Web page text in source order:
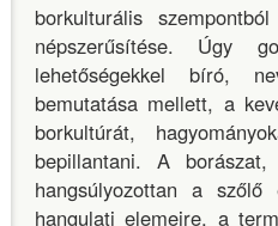
borkulturális
népszerűsítése. Úgy
lehetőségekkel bíró,
bemutatása mellett, a
borkultúrát,
bepillantani. A
hangsúlyozottan a
hangulati elemeire, a